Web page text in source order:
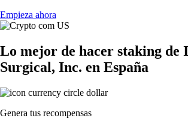
Empieza ahora
Lo mejor de hacer staking de
Surgical, Inc. en España
Genera tus recompensas